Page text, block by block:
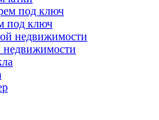
под ключ
недвижимости